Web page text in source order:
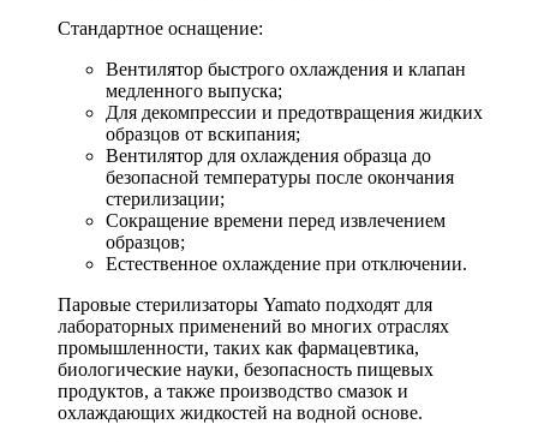
Стандартное оснащение:
Вентилятор быстрого охлаждения и клапан
медленного выпуска;
Для декомпрессии и предотвращения жидких
образцов от вскипания;
Вентилятор для охлаждения образца до
безопасной температуры после окончания
стерилизации;
Сокращение времени перед извлечением
образцов;
Естественное охлаждение при отключении.
Паровые стерилизаторы Yamato подходят для
лабораторных применений во многих отраслях
промышленности, таких как фармацевтика,
биологические науки, безопасность пищевых
продуктов, а также производство смазок и
охлаждающих жидкостей на водной основе.